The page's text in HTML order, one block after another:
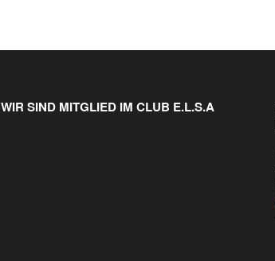
WIR SIND MITGLIED IM CLUB E.L.S.A